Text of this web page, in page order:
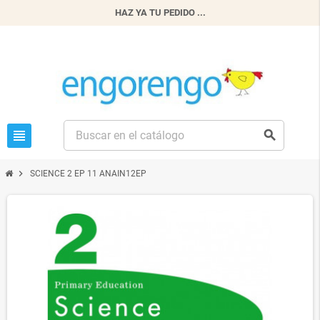
HAZ YA TU PEDIDO ...
view_headline search
chevron_right SCIENCE 2 EP 11 ANAIN12EP